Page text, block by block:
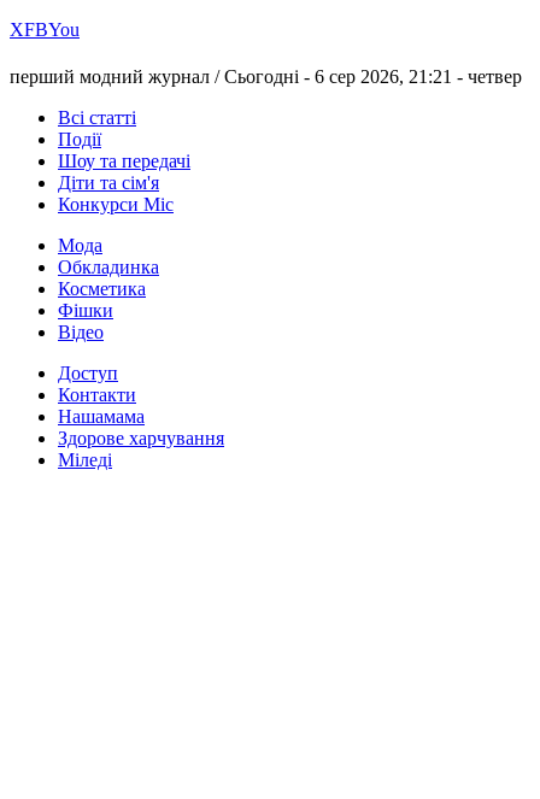
ХFBYou
перший модний журнал /Сьогодні - 6 сер 2026, 21:21 - четвер
Всі статті
Події
Шоу та передачі
Діти та сім'я
Конкурси Міс
Мода
Обкладинка
Косметика
Фішки
Відео
Доступ
Контакти
Нашамама
Здорове харчування
Міледі